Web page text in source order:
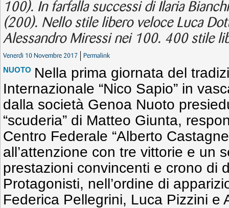
100). In farfalla successi di Ilaria
(200). Nello stile libero veloce Luca
Alessandro Miressi nei 100. 400 stile
Venerdì 10 Novembre 2017 Permalink
NUOTO Nella prima giornata del
Internazionale “Nico Sapio” in
dalla società Genoa Nuoto
“scuderia” di Matteo Giunta,
Centro Federale “Alberto
all’attenzione con tre vittorie e un
prestazioni convincenti e crono di
Protagonisti, nell’ordine di
Federica Pellegrini, Luca Pizzini e